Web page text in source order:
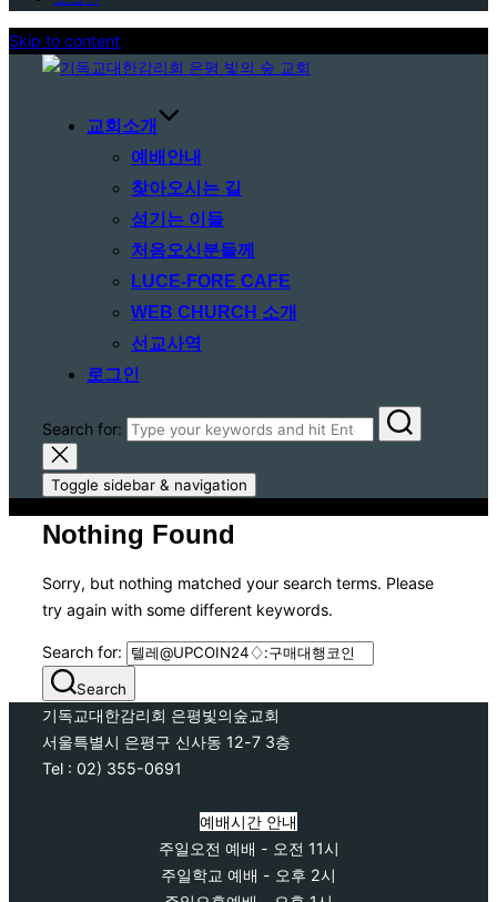
Skip to content
교회소개
예배안내
찾아오시는 길
섬기는 이들
처음오신분들께
LUCE-FORE CAFE
WEB CHURCH 소개
선교사역
로그인
Search for:
Toggle sidebar & navigation
Nothing Found
Sorry, but nothing matched your search terms. Please
try again with some different keywords.
Search for:
Search
기독교대한감리회 은평빛의숲교회
서울특별시 은평구 신사동 12-7 3층
Tel : 02) 355-0691
예배시간 안내
주일오전 예배 - 오전 11시
주일학교 예배 - 오후 2시